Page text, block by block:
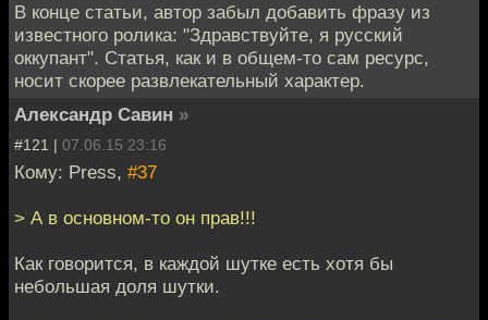
В конце статьи, автор забыл добавить фразу из
известного ролика: "Здравствуйте, я русский
оккупант". Статья, как и в общем-то сам ресурс,
носит скорее развлекательный характер.
Александр Савин »
#121 | 07.06.15 23:16
Кому: Press, #37
> А в основном-то он прав!!!
Как говорится, в каждой шутке есть хотя бы
небольшая доля шутки.